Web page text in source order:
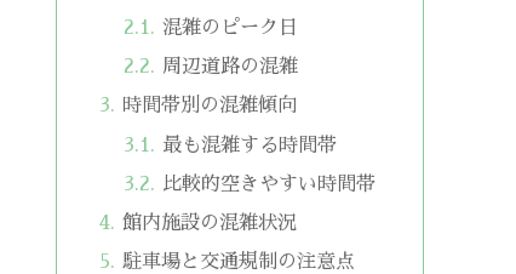
混雑のピーク日
周辺道路の混雑
時間帯別の混雑傾向
最も混雑する時間帯
比較的空きやすい時間帯
館内施設の混雑状況
駐車場と交通規制の注意点